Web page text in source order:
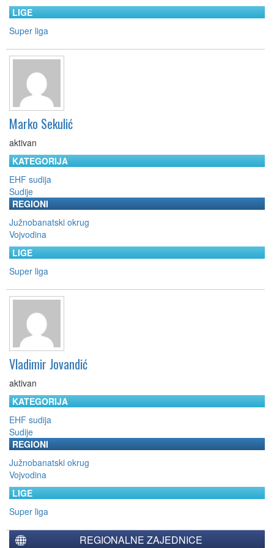
LIGE
Super liga
Marko Sekulić
aktivan
KATEGORIJA
EHF sudija
Sudije
REGIONI
Južnobanatski okrug
Vojvodina
LIGE
Super liga
Vladimir Jovandić
aktivan
KATEGORIJA
EHF sudija
Sudije
REGIONI
Južnobanatski okrug
Vojvodina
LIGE
Super liga
REGIONALNE ZAJEDNICE